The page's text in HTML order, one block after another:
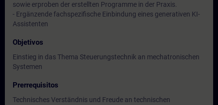
sowie erproben der erstellten Programme in der Praxis.
- Ergänzende fachspezifische Einbindung eines generativen KI-
Assistenten
Objetivos
Einstieg in das Thema Steuerungstechnik an mechatronischen
Systemen
Prerrequisitos
Technisches Verständnis und Freude an technischen